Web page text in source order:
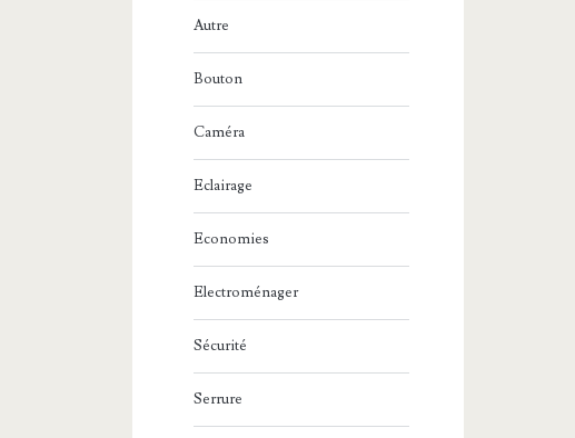
Autre
Bouton
Caméra
Eclairage
Economies
Electroménager
Sécurité
Serrure